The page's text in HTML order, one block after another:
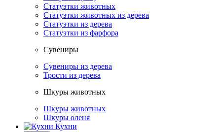
Статуэтки животных
Статуэтки животных из дерева
Статуэтки из дерева
Статуэтки из фарфора
Сувениры
Сувениры из дерева
Трости из дерева
Шкуры животных
Шкуры животных
Шкуры оленя
Кухни